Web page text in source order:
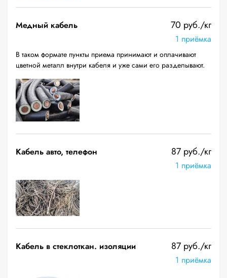
Медный кабель 70 руб./кг
1 приёмка
В таком формате пункты приема принимают и оплачивают
цветной металл внутри кабеля и уже сами его разделывают.
Кабель авто, телефон 87 руб./кг
1 приёмка
Кабель в стеклоткан. изоляции 87 руб./кг
1 приёмка